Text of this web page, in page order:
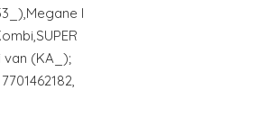
I
van (KA_);